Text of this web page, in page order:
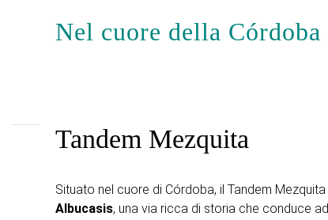
Nel cuore della Córdoba
Tandem Mezquita
Situato nel cuore di Córdoba, il Tandem
Albucasis, una via ricca di storia che conduce